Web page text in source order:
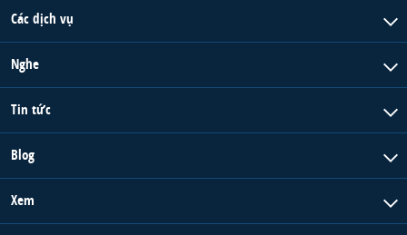
Các dịch vụ
Nghe
Tin tức
Blog
Xem